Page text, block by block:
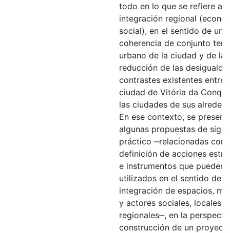
todo en lo que se refiere a
integración regional
social), en el sentido de una
coherencia de conjunto
urbano de la ciudad y de la
reducción de las
contrastes existentes entre
ciudad de Vitória da
las ciudades de sus
En ese contexto, se
algunas propuestas de
práctico ‒relacionadas con
definición de acciones
e instrumentos que pueden
utilizados en el sentido de la
integración de espacios,
y actores sociales, locales y
regionales‒, en la
construcción de un